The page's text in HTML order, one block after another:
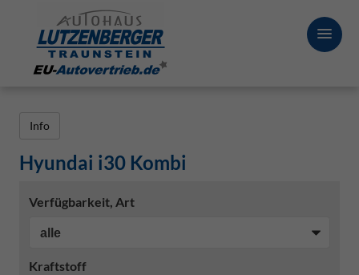
Info
Hyundai i30 Kombi
Verfügbarkeit, Art
Kraftstoff